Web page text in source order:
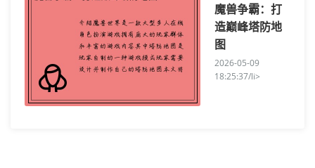
魔兽争霸：打
造巅峰塔防地
图
2026-05-09
18:25:37/li>